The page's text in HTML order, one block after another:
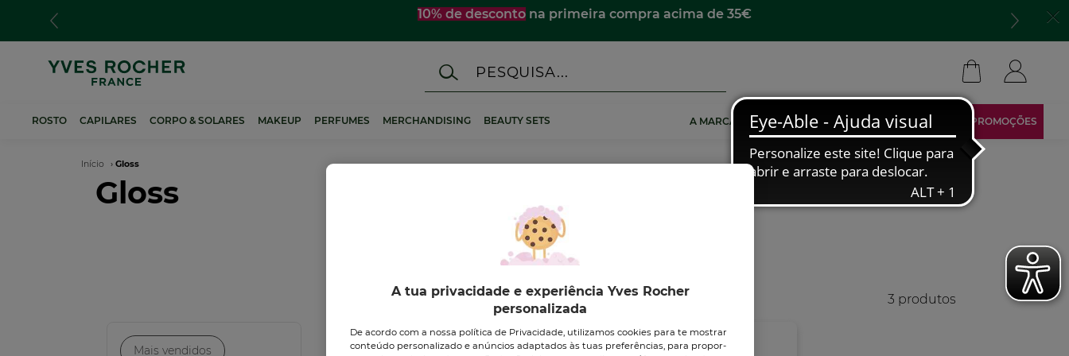
conteúdo
10% de desconto na primeira compra acima de 35€
ROSTO CAPILARES CORPO & SOLARES MAKEUP PERFUMES MERCHANDISING BEAUTY SETS A MARCA TORNA-TE AFILIADO ÁREA RESERVADA PROMOÇÕES
Navegação
estrutural
Início Gloss
Gloss
Mais vendidos
3 produtos
A tua privacidade e experiência Yves Rocher
personalizada
De acordo com a nossa política de Privacidade, utilizamos cookies para te mostrar
conteúdo personalizado e anúncios adaptados às tuas preferências, para propor-